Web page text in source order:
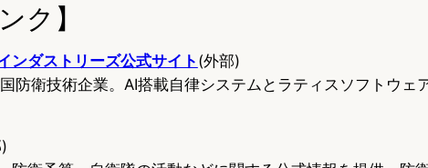
ク】
ンダストリーズ公式サイト (外部)
防衛技術企業。AI搭載自律システムとラティスソフトウェ